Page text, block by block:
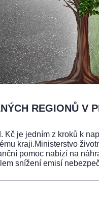
REGIONŮ V
Kč je jedním z kroků k
kraji.Ministerstvo
pomoc nabízí na
snížení emisí